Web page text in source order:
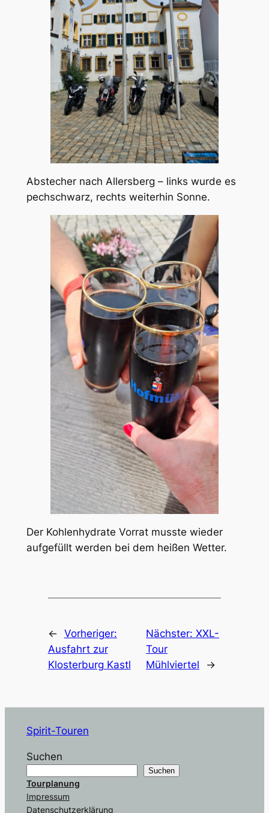
Abstecher nach Allersberg – links wurde es
pechschwarz, rechts weiterhin Sonne.
Der Kohlenhydrate Vorrat musste wieder
aufgefüllt werden bei dem heißen Wetter.
← Vorheriger:
Ausfahrt zur
Klosterburg Kastl
Nächster:XXL-
Tour
Mühlviertel
→
Spirit-Touren
Suchen
Suchen
Tourplanung
Impressum
Datenschutzerklärung